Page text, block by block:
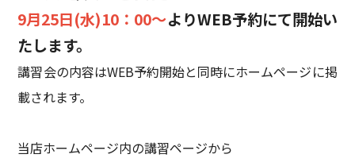
9月25日(水)10：00～よりWEB予約にて開始い
たします。
講習会の内容はWEB予約開始と同時にホームページに掲
載されます。
当店ホームページ内の講習ページから